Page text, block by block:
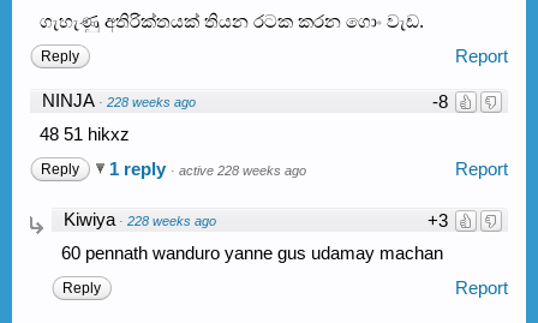
ගැහැණු අතිරික්තයක් තියන රටක කරන ගොං වැඩ.
Report
Reply
-8
NINJA · 228 weeks ago
48 51 hikxz
Report
Reply 1 reply · active 228 weeks ago
+3
Kiwiya · 228 weeks ago
60 pennath wanduro yanne gus udamay machan
Report
Reply